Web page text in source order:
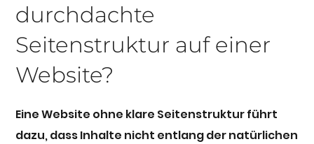
durchdachte
Seitenstruktur auf einer
Website?
Eine Website ohne klare Seitenstruktur führt
dazu, dass Inhalte nicht entlang der natürlichen